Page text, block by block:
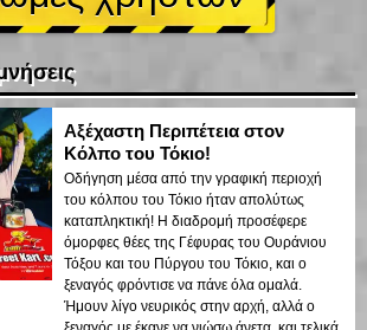
Αξέχαστη Περιπέτεια στον
Κόλπο του Τόκιο!
Οδήγηση μέσα από την γραφική περιοχή
του κόλπου του Τόκιο ήταν απολύτως
καταπληκτική! Η διαδρομή προσέφερε
όμορφες θέες της Γέφυρας του Ουράνιου
Τόξου και του Πύργου του Τόκιο, και ο
ξεναγός φρόντισε να πάνε όλα ομαλά.
Ήμουν λίγο νευρικός στην αρχή, αλλά ο